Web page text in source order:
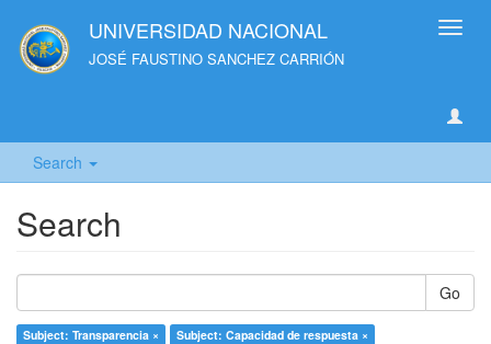
UNIVERSIDAD NACIONAL
JOSÉ FAUSTINO SANCHEZ CARRIÓN
Search
Search
Go
Subject: Transparencia ×
Subject: Capacidad de respuesta ×